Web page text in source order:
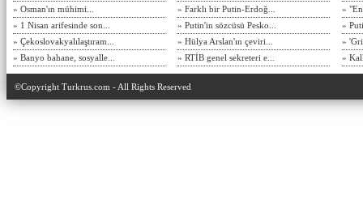
» Osman'ın mühimi...
» 1 Nisan arifesinde son...
» Çekoslovakyalılaştıram...
» Banyo bahane, sosyalle...
» Farklı bir Putin-Erdoğ...
» Putin'in sözcüsü Pesko...
» Hülya Arslan'ın çeviri...
» RTİB genel sekreteri e...
»
»
»
»
©Copyright Turkrus.com - All Rights Reserved